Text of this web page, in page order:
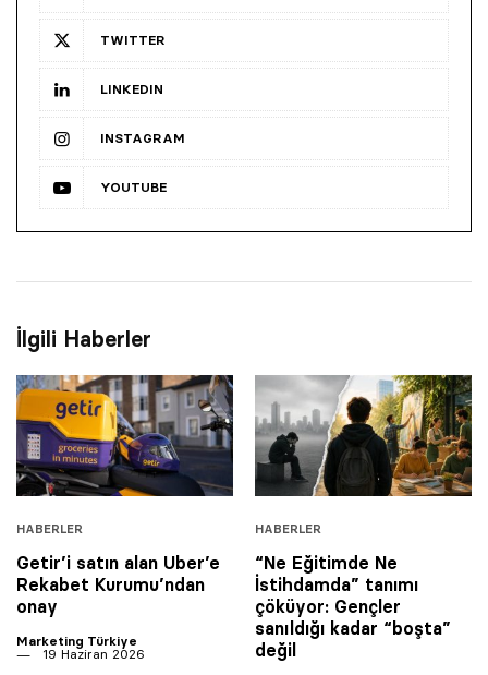
TWITTER
LINKEDIN
INSTAGRAM
YOUTUBE
İlgili Haberler
HABERLER
Getir’i satın alan Uber’e
Rekabet Kurumu’ndan
onay
Marketing Türkiye
19 Haziran 2026
HABERLER
“Ne Eğitimde Ne
İstihdamda” tanımı
çöküyor: Gençler
sanıldığı kadar “boşta”
değil